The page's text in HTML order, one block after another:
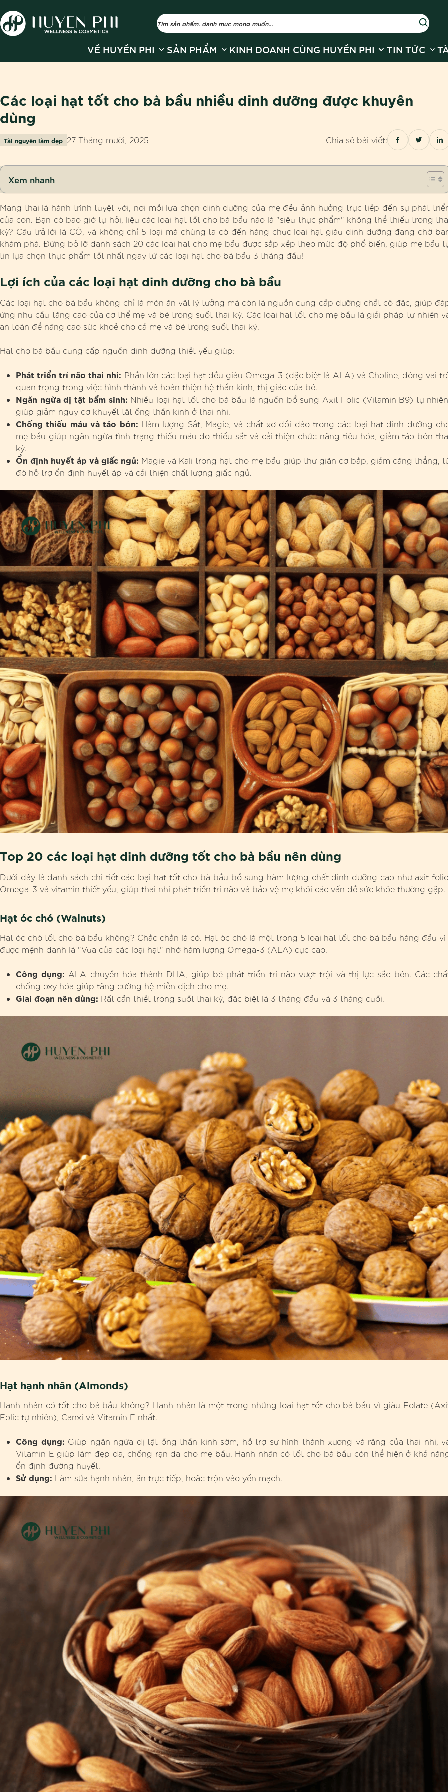
VỀ HUYỀN PHI Show submenu for Về Huyền Phi
SẢN PHẨM Show submenu for Sản phẩm
KINH DOANH CÙNG HUYỀN PHI Show submenu
TIN TỨC
Các loại hạt tốt cho bà bầu nhiều dinh dưỡng được khuyên
dùng
Tài nguyên làm đẹp 27 Tháng mười, 2025 Chia sẻ bài viết:
Xem nhanh
Mang thai là hành trình tuyệt vời, nơi mỗi lựa chọn dinh dưỡng của mẹ đều ảnh hưởng trực tiếp đến sự phát
của con. Bạn có bao giờ tự hỏi, liệu các loại hạt tốt cho bà bầu nào là "siêu thực phẩm" không thể thiếu trong
kỳ? Câu trả lời là CÓ, và không chỉ 5 loại mà chúng ta có đến hàng chục loại hạt giàu dinh dưỡng đang chờ
khám phá. Đừng bỏ lỡ danh sách 20 các loại hạt cho mẹ bầu được sắp xếp theo mức độ phổ biến, giúp mẹ bầu
tin lựa chọn thực phẩm tốt nhất ngay từ các loại hạt cho bà bầu 3 tháng đầu!
Lợi ích của các loại hạt dinh dưỡng cho bà bầu
Các loại hạt cho bà bầu không chỉ là món ăn vặt lý tưởng mà còn là nguồn cung cấp dưỡng chất cô đặc, giúp
ứng nhu cầu tăng cao của cơ thể mẹ và bé trong suốt thai kỳ. Các loại hạt tốt cho mẹ bầu là giải pháp tự nhiên
an toàn để nâng cao sức khoẻ cho cả mẹ và bé trong suốt thai kỳ.
Hạt cho bà bầu cung cấp nguồn dinh dưỡng thiết yếu giúp:
Phát triển trí não thai nhi: Phần lớn các loại hạt đều giàu Omega-3 (đặc biệt là ALA) và Choline, đóng vai
quan trọng trong việc hình thành và hoàn thiện hệ thần kinh, thị giác của bé.
Ngăn ngừa dị tật bẩm sinh: Nhiều loại hạt tốt cho bà bầu là nguồn bổ sung Axit Folic (Vitamin B9) tự
giúp giảm nguy cơ khuyết tật ống thần kinh ở thai nhi.
Chống thiếu máu và táo bón: Hàm lượng Sắt, Magie, và chất xơ dồi dào trong các loại hạt dinh dưỡng
mẹ bầu giúp ngăn ngừa tình trạng thiếu máu do thiếu sắt và cải thiện chức năng tiêu hóa, giảm táo bón
kỳ.
Ổn định huyết áp và giấc ngủ: Magie và Kali trong hạt cho mẹ bầu giúp thư giãn cơ bắp, giảm căng thẳng,
đó hỗ trợ ổn định huyết áp và cải thiện chất lượng giấc ngủ.
Top 20 các loại hạt dinh dưỡng tốt cho bà bầu nên dùng
Dưới đây là danh sách chi tiết các loại hạt tốt cho bà bầu bổ sung hàm lượng chất dinh dưỡng cao như axit
Omega-3 và vitamin thiết yếu, giúp thai nhi phát triển trí não và bảo vệ mẹ khỏi các vấn đề sức khỏe thường gặp.
Hạt óc chó (Walnuts)
Hạt óc chó tốt cho bà bầu không? Chắc chắn là có. Hạt óc chó là một trong 5 loại hạt tốt cho bà bầu hàng đầu vì
được mệnh danh là "Vua của các loại hạt" nhờ hàm lượng Omega-3 (ALA) cực cao.
Công dụng: ALA chuyển hóa thành DHA, giúp bé phát triển trí não vượt trội và thị lực sắc bén. Các
chống oxy hóa giúp tăng cường hệ miễn dịch cho mẹ.
Giai đoạn nên dùng: Rất cần thiết trong suốt thai kỳ, đặc biệt là 3 tháng đầu và 3 tháng cuối.
Hạt hạnh nhân (Almonds)
Hạnh nhân có tốt cho bà bầu không? Hạnh nhân là một trong những loại hạt tốt cho bà bầu vì giàu Folate
Folic tự nhiên), Canxi và Vitamin E nhất.
Công dụng: Giúp ngăn ngừa dị tật ống thần kinh sớm, hỗ trợ sự hình thành xương và răng của thai nhi,
Vitamin E giúp làm đẹp da, chống rạn da cho mẹ bầu. Hạnh nhân có tốt cho bà bầu còn thể hiện ở khả
ổn định đường huyết.
Sử dụng: Làm sữa hạnh nhân, ăn trực tiếp, hoặc trộn vào yến mạch.